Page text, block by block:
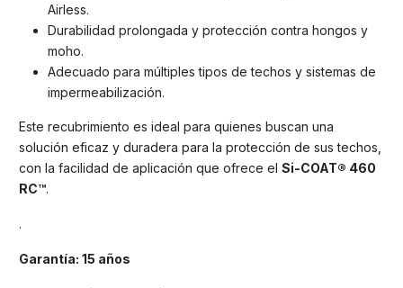
Airless.
Durabilidad prolongada y protección contra hongos y
moho.
Adecuado para múltiples tipos de techos y sistemas de
impermeabilización.
Este recubrimiento es ideal para quienes buscan una
solución eficaz y duradera para la protección de sus techos,
con la facilidad de aplicación que ofrece el Si-COAT® 460
RC™.
.
Garantía: 15 años